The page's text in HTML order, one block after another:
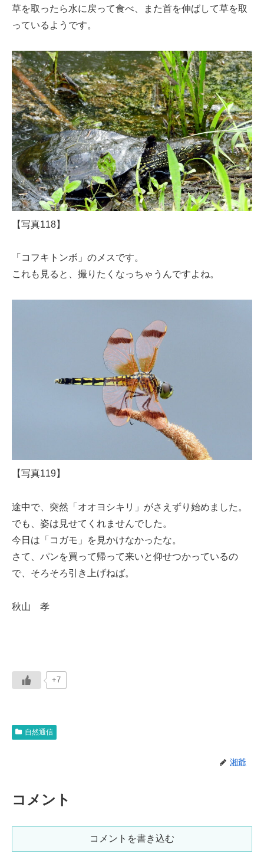
草を取ったら水に戻って食べ、また首を伸ばして草を取
っているようです。
【写真118】
「コフキトンボ」のメスです。
これも見ると、撮りたくなっちゃうんですよね。
【写真119】
途中で、突然「オオヨシキリ」がさえずり始めました。
でも、姿は見せてくれませんでした。
今日は「コガモ」を見かけなかったな。
さて、パンを買って帰って来いと仰せつかっているの
で、そろそろ引き上げねば。
秋山 孝
+7
自然通信
湘爺
コメント
コメントを書き込む